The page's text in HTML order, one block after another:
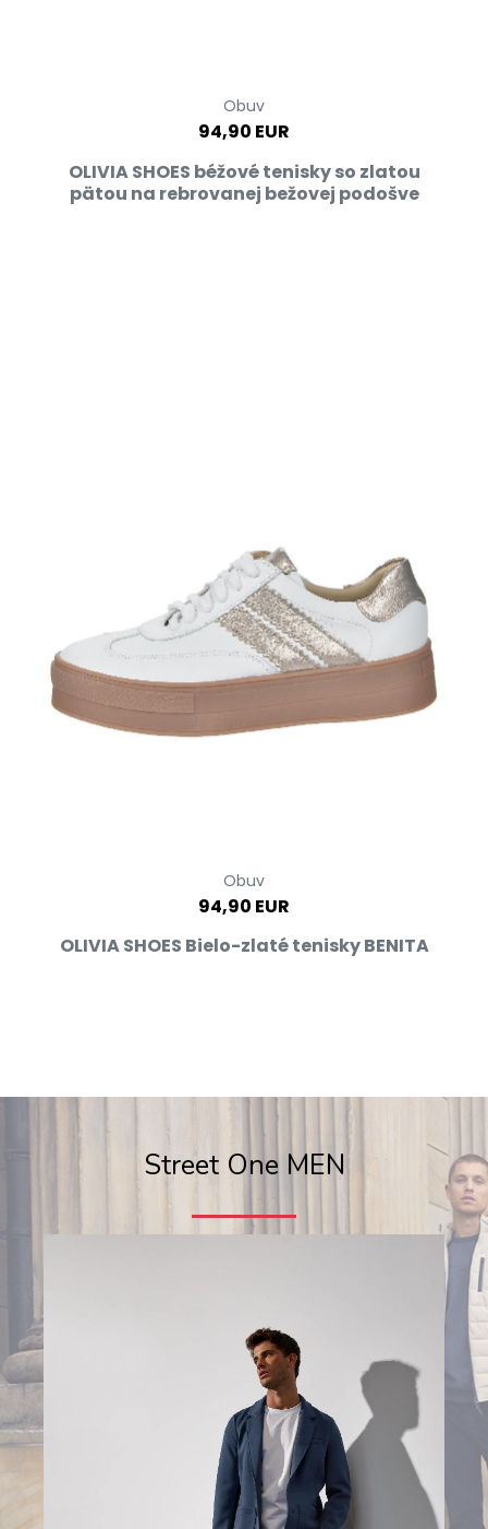
Obuv
94,90 EUR
OLIVIA SHOES béžové tenisky so zlatou
pätou na rebrovanej bežovej podošve
Obuv
94,90 EUR
OLIVIA SHOES Bielo-zlaté tenisky BENITA
Street One MEN